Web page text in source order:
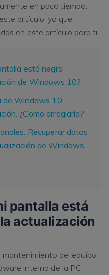
en poco tiempo.
artículo, ya que
en este artículo para ti.
está negra
de Windows 10?
de Windows 10
¿Como arreglarla?
Recuperar datos
de Windows
pantalla está
actualización
del equipo.
interno de la PC